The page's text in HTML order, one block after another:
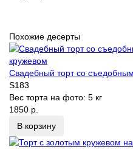
Похожие десерты
Свадебный торт со
S183
Вес торта на фото: 5 кг
1850 р.
В корзину